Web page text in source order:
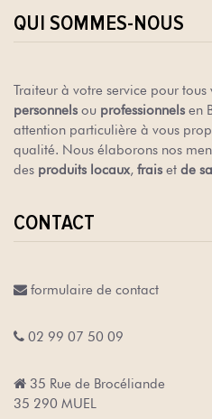
QUI SOMMES-NOUS
Traiteur à votre service pour tous
personnels ou professionnels en
attention particulière à vous
qualité. Nous élaborons nos
des produits locaux frais et de
CONTACT
formulaire de contact
02 99 07 50 09
35 Rue de Brocéliande
35 290 MUEL